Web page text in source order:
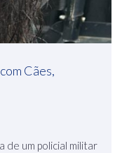
Cães,
um policial militar